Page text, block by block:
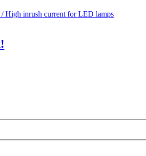
High inrush current for LED lamps